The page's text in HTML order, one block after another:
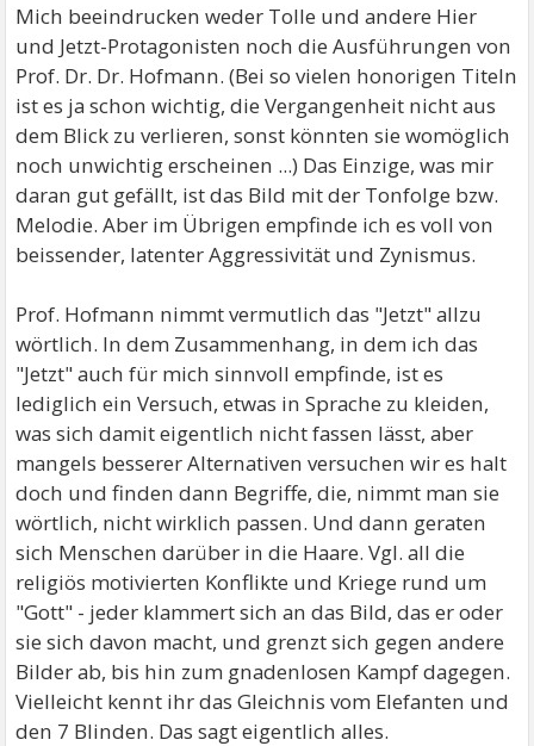
Mich beeindrucken weder Tolle und andere Hier
und Jetzt-Protagonisten noch die Ausführungen von
Prof. Dr. Dr. Hofmann. (Bei so vielen honorigen Titeln
ist es ja schon wichtig, die Vergangenheit nicht aus
dem Blick zu verlieren, sonst könnten sie womöglich
noch unwichtig erscheinen ...) Das Einzige, was mir
daran gut gefällt, ist das Bild mit der Tonfolge bzw.
Melodie. Aber im Übrigen empfinde ich es voll von
beissender, latenter Aggressivität und Zynismus.
Prof. Hofmann nimmt vermutlich das "Jetzt" allzu
wörtlich. In dem Zusammenhang, in dem ich das
"Jetzt" auch für mich sinnvoll empfinde, ist es
lediglich ein Versuch, etwas in Sprache zu kleiden,
was sich damit eigentlich nicht fassen lässt, aber
mangels besserer Alternativen versuchen wir es halt
doch und finden dann Begriffe, die, nimmt man sie
wörtlich, nicht wirklich passen. Und dann geraten
sich Menschen darüber in die Haare. Vgl. all die
religiös motivierten Konflikte und Kriege rund um
"Gott" - jeder klammert sich an das Bild, das er oder
sie sich davon macht, und grenzt sich gegen andere
Bilder ab, bis hin zum gnadenlosen Kampf dagegen.
Vielleicht kennt ihr das Gleichnis vom Elefanten und
den 7 Blinden. Das sagt eigentlich alles.